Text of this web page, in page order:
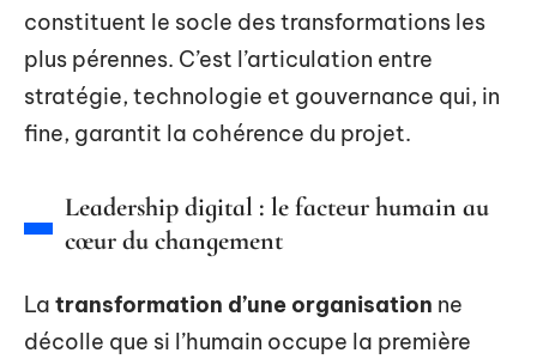
constituent le socle des transformations les
plus pérennes. C’est l’articulation entre
stratégie, technologie et gouvernance qui, in
fine, garantit la cohérence du projet.
Leadership digital : le facteur humain au
cœur du changement
La transformation d’une organisation ne
décolle que si l’humain occupe la première